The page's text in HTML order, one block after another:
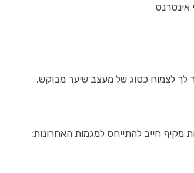
אינטרנט
לך לצמוח כסוג של מעצב שיער מבוקש.
מקיף חייב להתייחס למגמות האחרונות: